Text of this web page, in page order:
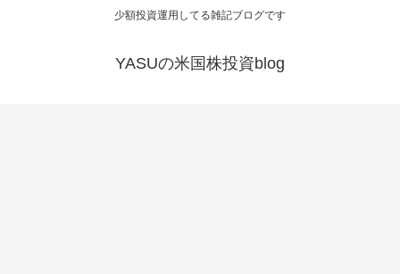
少額投資運用してる雑記ブログです
YASUの米国株投資blog